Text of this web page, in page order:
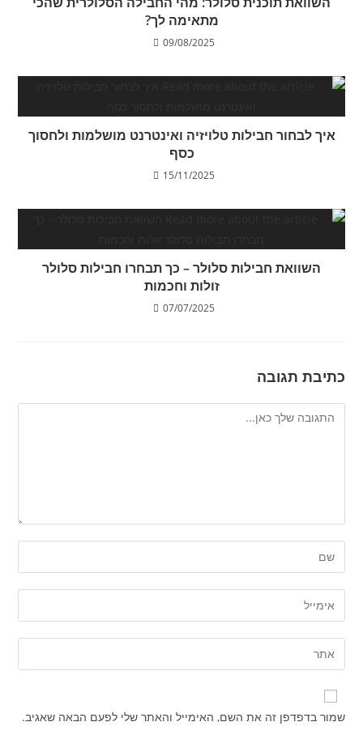
מתאימה לך?
09/08/2025
איך לבחור חבילות טלויזיה ואינטרנט מושלמות ולחסוך
כסף
15/11/2025
השוואת חבילות סלולר – כך תבחרו חבילות סלולר
זולות וחכמות
07/07/2025
כתיבת תגובה
שמור בדפדפן זה את השם, האימייל והאתר שלי לפעם הבאה שאגיב.